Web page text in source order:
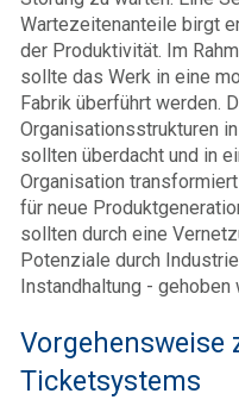
Wartezeitenanteile birgt
der Produktivität. Im
sollte das Werk in eine
Fabrik überführt werden.
Organisationsstrukturen
sollten überdacht und in
Organisation
für neue
sollten durch eine
Potenziale durch
Instandhaltung - gehoben
Ticketsystems